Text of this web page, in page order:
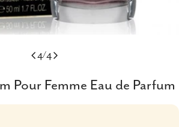
4/4
Pour Femme Eau de Parfum